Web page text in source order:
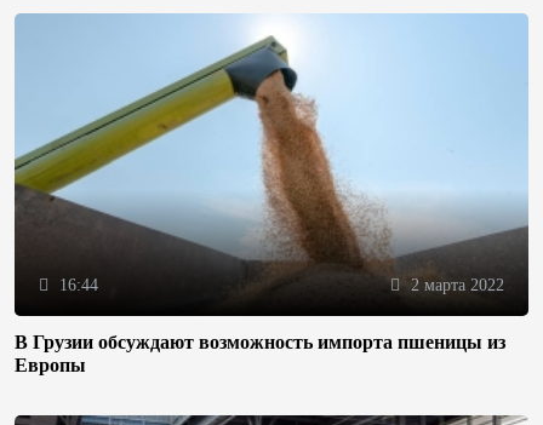
16:44 2 марта 2022
В Грузии обсуждают возможность импорта пшеницы из
Европы